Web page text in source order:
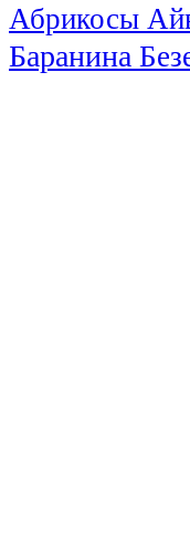
Абрикосы
Баранина